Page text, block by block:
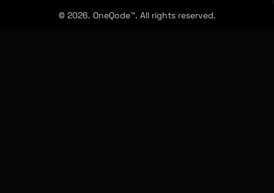
© 2026. OneQode™. All rights reserved.